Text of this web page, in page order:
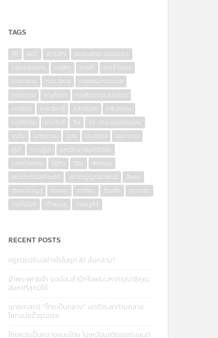
TAGS
8E AEC ASEAN
economic relations
กรุงเทพธุรกิจ
การคิด การค้า
การจ้างงาน
การทำงาน
การบริหาร
การพัฒนาประเทศ
การลงทุน
การศึกษา
การศึกษาและการสอน
การสอน
การเรียนรู้ คลังสมอง
คลื่นอารยะ
คอร์รัปชั่น
งานวันนี้ จีน
ดร.แดน มองต่างแดน
ธุรกิจ
นวัตกรรม บุตร ประชากิจ
ผลกระทบ
ผู้นำ
ภาวะผู้นำ
มหาวิทยาลัยฮาร์วาร์ด
มองต่างแดน
รัฐกิจ วิจัย
สงคราม
สถาบันการสร้างชาติ
สภาปัญญาสมาพันธ์
สังคม
สังคมความรู้
อนาคต อาเซียน อินเดีย
ฮาร์วาร์ด
เทคโนโลยี
เป้าหมาย เศรษฐกิจ
RECENT POSTS
ครูควรปรับอย่างไรในยุค AI ล้นหลาม?
ข้าพระพุทธเจ้า ขอน้อมสำนึกในพระมหากรุณาธิคุณ
อันหาที่สุดมิได้
ยุทธศาสตร์ “ไทยเป็นกลาง” เอาตัวรอดท่ามกลาง
โลกแบ่งขั้วรุนแรง
ไทยควรเป็นกลางแบบไทย ไม่เหมือนสวิตเซอร์แลนด์